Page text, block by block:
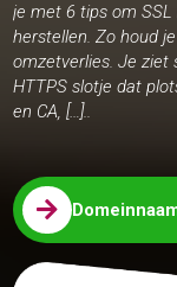
je met 6 tips om
herstellen. Zo houd
omzetverlies. Je ziet
HTTPS slotje dat
en CA, […]..
